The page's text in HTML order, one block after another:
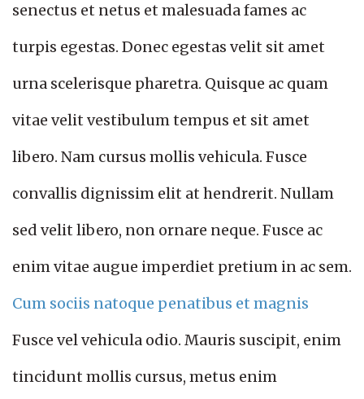
senectus et netus et malesuada fames ac
turpis egestas. Donec egestas velit sit amet
urna scelerisque pharetra. Quisque ac quam
vitae velit vestibulum tempus et sit amet
libero. Nam cursus mollis vehicula. Fusce
convallis dignissim elit at hendrerit. Nullam
sed velit libero, non ornare neque. Fusce ac
enim vitae augue imperdiet pretium in ac sem.
Cum sociis natoque penatibus et magnis
Fusce vel vehicula odio. Mauris suscipit, enim
tincidunt mollis cursus, metus enim